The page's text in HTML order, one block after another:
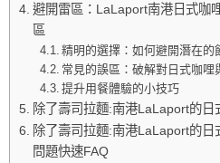
避開雷區：LaLaport南港日式咖
區
精明的選擇：如何避開潛在的
常見的誤區：破解對日式咖哩
提升用餐體驗的小技巧
除了壽司拉麵:南港LaLaport的
除了壽司拉麵:南港LaLaport的
問題快速FAQ